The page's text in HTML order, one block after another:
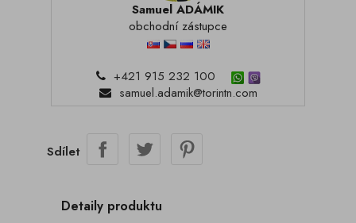
Samuel ADÁMIK
obchodní zástupce
+421 915 232 100
samuel.adamik@torintn.com
Sdílet
Detaily produktu